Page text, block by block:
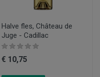
Halve fles, Château de
Juge - Cadillac
€ 10,75